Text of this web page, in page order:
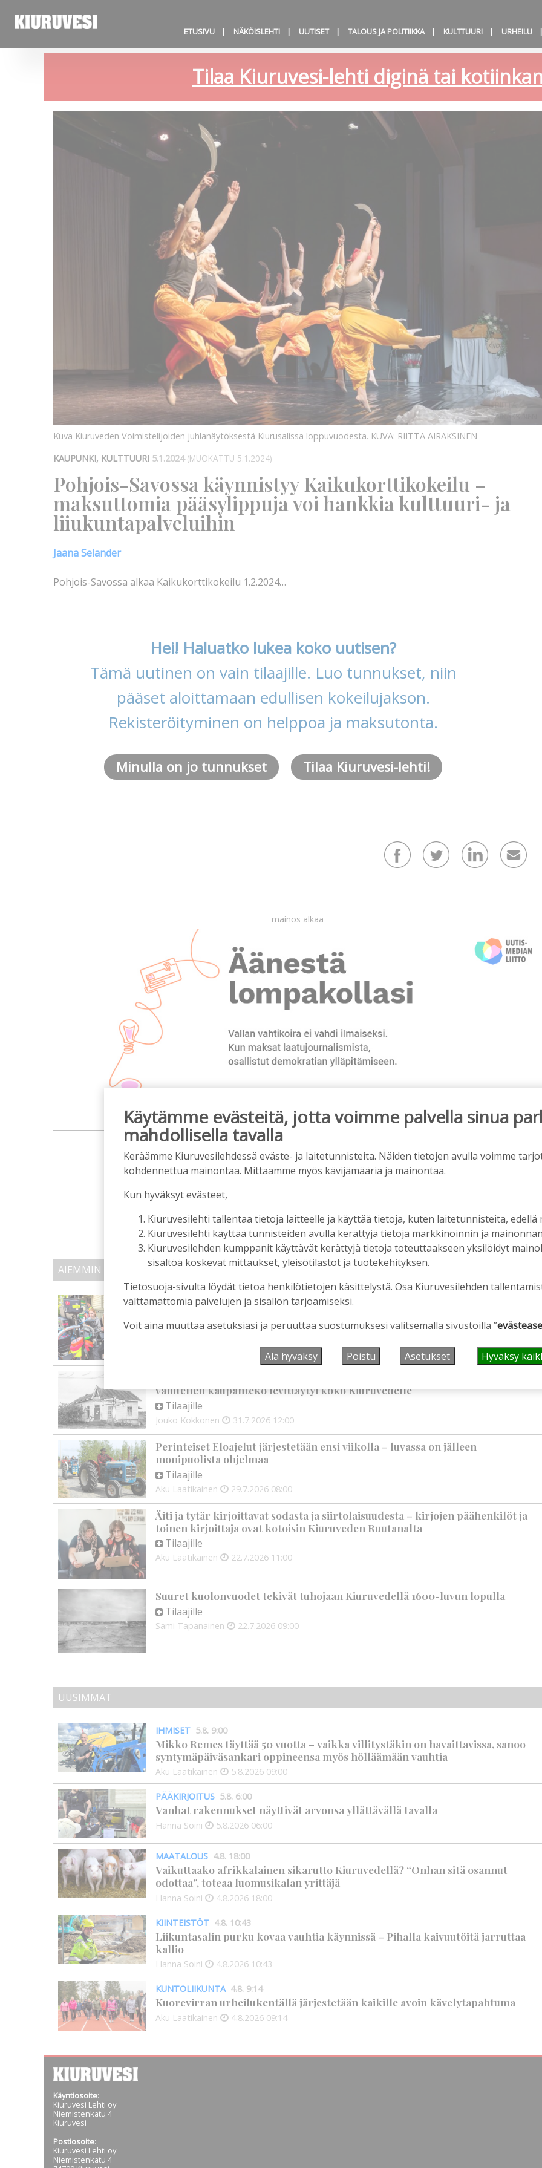
ETUSIVU NÄKÖISLEHTI UUTISET TALOUS JA POLITIIKKA KULTTUURI URHEILU
Tilaa Kiuruvesi-lehti diginä tai
KUVA:
KUVA:
RIITTA
AIRAKSINEN
Kuva Kiuruveden Voimistelijoiden juhlanäytöksestä Kiurusalissa loppuvuodesta. KUVA: RIITTA AIRAKSINEN
KAUPUNKI, KULTTUURI 5.1.2024 (MUOKATTU 5.1.2024)
Pohjois-Savossa käynnistyy Kaikukorttikokeilu –
maksuttomia pääsylippuja voi hankkia kulttuuri- ja
liiukuntapalveluihin
Jaana Selander
Pohjois-Savossa alkaa Kaikukorttikokeilu 1.2.2024…
Hei! Haluatko lukea koko uutisen?
Tämä uutinen on vain tilaajille. Luo tunnukset, niin
pääset aloittamaan edullisen kokeilujakson.
Rekisteröityminen on helppoa ja maksutonta.
Minulla on jo tunnukset Tilaa Kiuruvesi-lehti!
mainos alkaa
mainos päättyy
AIEMMIN AIHEESTA
Uuden televisiosarjan kuvauksissa käy hyörinä – Katso kuvista, miltä
Tilaajille
vähitellen kaupanteko levittäytyi koko Kiuruvedelle
Tilaajille
Jouko Kokkonen 31.7.2026 12:00
Perinteiset Eloajelut järjestetään ensi viikolla – luvassa on jälleen
monipuolista ohjelmaa
Tilaajille
Aku Laatikainen 29.7.2026 08:00
Äiti ja tytär kirjoittavat sodasta ja siirtolaisuudesta – kirjojen päähenkilöt ja
toinen kirjoittaja ovat kotoisin Kiuruveden Ruutanalta
Tilaajille
Aku Laatikainen 22.7.2026 11:00
Suuret kuolonvuodet tekivät tuhojaan Kiuruvedellä 1600-luvun lopulla
Tilaajille
Sami Tapanainen 22.7.2026 09:00
UUSIMMAT
IHMISET 5.8. 9:00
Mikko Remes täyttää 50 vuotta – vaikka villitystäkin on havaittavissa, sanoo
syntymäpäiväsankari oppineensa myös hölläämään vauhtia
Aku Laatikainen 5.8.2026 09:00
PÄÄKIRJOITUS 5.8. 6:00
Vanhat rakennukset näyttivät arvonsa yllättävällä tavalla
Hanna Soini 5.8.2026 06:00
MAATALOUS 4.8. 18:00
Vaikuttaako afrikkalainen sikarutto Kiuruvedellä? “Onhan sitä osannut
odottaa”, toteaa luomusikalan yrittäjä
Hanna Soini 4.8.2026 18:00
KIINTEISTÖT 4.8. 10:43
Liikuntasalin purku kovaa vauhtia käynnissä – Pihalla kaivuutöitä jarruttaa
kallio
Hanna Soini 4.8.2026 10:43
KUNTOLIIKUNTA 4.8. 9:14
Kuorevirran urheilukentällä järjestetään kaikille avoin kävelytapahtuma
Aku Laatikainen 4.8.2026 09:14
Käyntiosoite:
Kiuruvesi Lehti oy
Niemistenkatu 4
Kiuruvesi
Postiosoite:
Kiuruvesi Lehti oy
Niemistenkatu 4
Käytämme evästeitä, jotta voimme palvella sinua
mahdollisella tavalla
Keräämme Kiuruvesilehdessä eväste- ja laitetunnisteita. Näiden tietojen avulla voimme
kohdennettua mainontaa. Mittaamme myös kävijämääriä ja mainontaa.
Kun hyväksyt evästeet,
Kiuruvesilehti tallentaa tietoja laitteelle ja käyttää tietoja, kuten laitetunnisteita,
Kiuruvesilehti käyttää tunnisteiden avulla kerättyjä tietoja markkinoinnin ja
Kiuruvesilehden kumppanit käyttävät kerättyjä tietoja toteuttaakseen yksilöidyt
sisältöä koskevat mittaukset, yleisötilastot ja tuotekehityksen.
Tietosuoja-sivulta löydät tietoa henkilötietojen käsittelystä. Osa Kiuruvesilehden
välttämättömiä palvelujen ja sisällön tarjoamiseksi.
Voit aina muuttaa asetuksiasi ja peruuttaa suostumuksesi valitsemalla sivustoilla ”
Älä hyväksy Poistu Asetukset Hyväksy